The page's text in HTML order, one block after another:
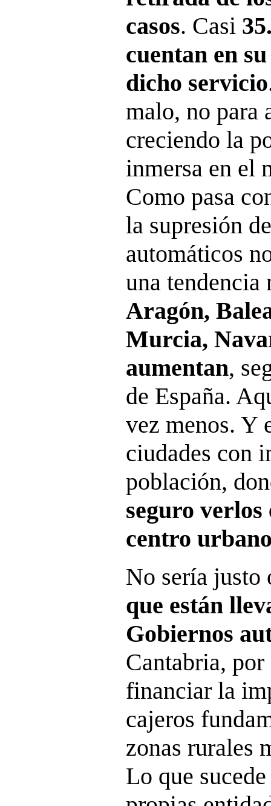
casos. Casi
cuentan en
dicho servicio
malo, no para
creciendo la
inmersa en el
Como pasa
la supresión
automáticos
una tendencia
Aragón,
Murcia,
aumentan,
de España.
vez menos. Y
ciudades con
población,
seguro
centro
No sería
que están
Gobiernos
Cantabria,
financiar la
cajeros
zonas rurales
Lo que